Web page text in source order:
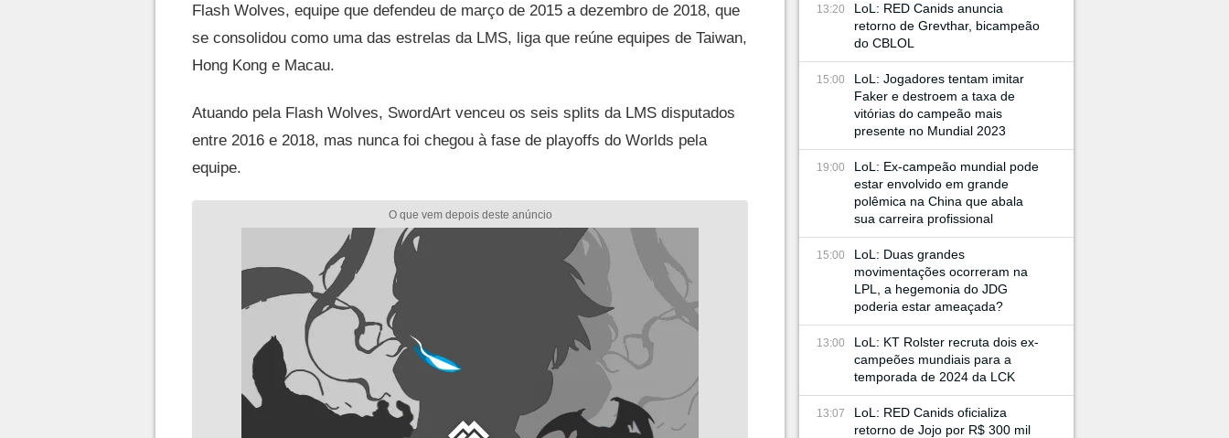
Flash Wolves, equipe que defendeu de março de 2015 a dezembro de 2018, que
se consolidou como uma das estrelas da LMS, liga que reúne equipes de Taiwan,
Hong Kong e Macau.
Atuando pela Flash Wolves, SwordArt venceu os seis splits da LMS disputados
entre 2016 e 2018, mas nunca foi chegou à fase de playoffs do Worlds pela
equipe.
13:20
LoL: RED Canids anuncia
retorno de Grevthar, bicampeão
do CBLOL
15:00
LoL: Jogadores tentam imitar
Faker e destroem a taxa de
vitórias do campeão mais
presente no Mundial 2023
19:00
LoL: Ex-campeão mundial pode
estar envolvido em grande
polêmica na China que abala
sua carreira profissional
15:00
LoL: Duas grandes
movimentações ocorreram na
LPL, a hegemonia do JDG
poderia estar ameaçada?
13:00
LoL: KT Rolster recruta dois ex-
campeões mundiais para a
temporada de 2024 da LCK
13:07
LoL: RED Canids oficializa
retorno de Jojo por R$ 300 mil